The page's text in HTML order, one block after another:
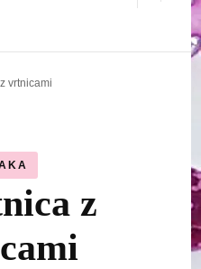
vrtnicami
z